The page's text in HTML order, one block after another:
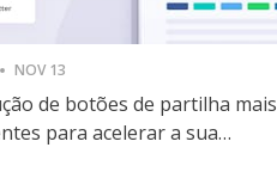
NOV 13
de botões de partilha mais
para acelerar a sua